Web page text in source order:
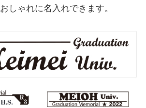
おしゃれに名入れできます。